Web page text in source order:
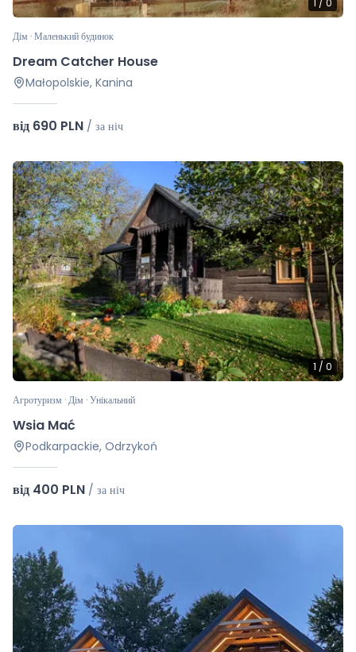
Дім · Маленький будинок
Dream Catcher House
Małopolskie, Kanina
від 690 PLN / за ніч
1 / 0
Агротуризм · Дім · Унікальний
Wsia Mać
Podkarpackie, Odrzykoń
від 400 PLN / за ніч